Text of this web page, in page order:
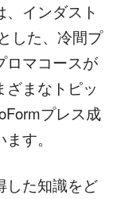
インダスト
した、冷間プ
ロマコースが
ざまなトピッ
プレス成
す。
した知識をど